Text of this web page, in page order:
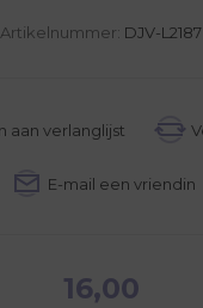
Artikelnummer: DJV-L2187
16,00